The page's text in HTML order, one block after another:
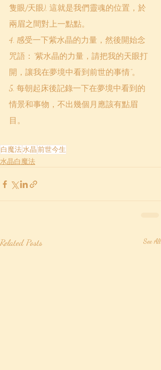
隻眼/天眼), 這就是我們靈魂的位置，於
兩眉之間對上一點點。
4. 感受一下紫水晶的力量，然後開始念
咒語：”紫水晶的力量，請把我的天眼打
開，讓我在夢境中看到前世的事情”。
5. 每朝起床後記錄一下在夢境中看到的
情景和事物，不出幾個月應該有點眉
目。
白魔法水晶前世今生
水晶白魔法
Related Posts See All